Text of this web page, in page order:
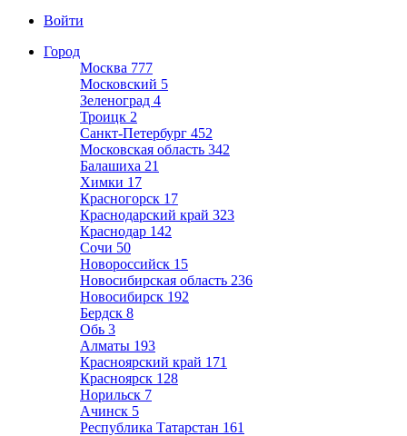
Войти
Город
Москва 777
Московский 5
Зеленоград 4
Троицк 2
Санкт-Петербург 452
Московская область 342
Балашиха 21
Химки 17
Красногорск 17
Краснодарский край 323
Краснодар 142
Сочи 50
Новороссийск 15
Новосибирская область 236
Новосибирск 192
Бердск 8
Обь 3
Алматы 193
Красноярский край 171
Красноярск 128
Норильск 7
Ачинск 5
Республика Татарстан 161